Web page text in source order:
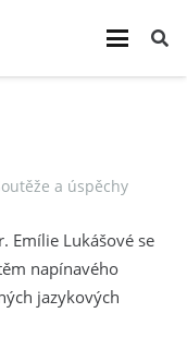
a úspěchy
Emílie Lukášové se
napínavého
jazykových